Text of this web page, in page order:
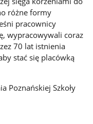
różne formy
pracownicy
wypracowywali coraz
70 lat istnienia
stać się placówką
Poznańskiej Szkoły